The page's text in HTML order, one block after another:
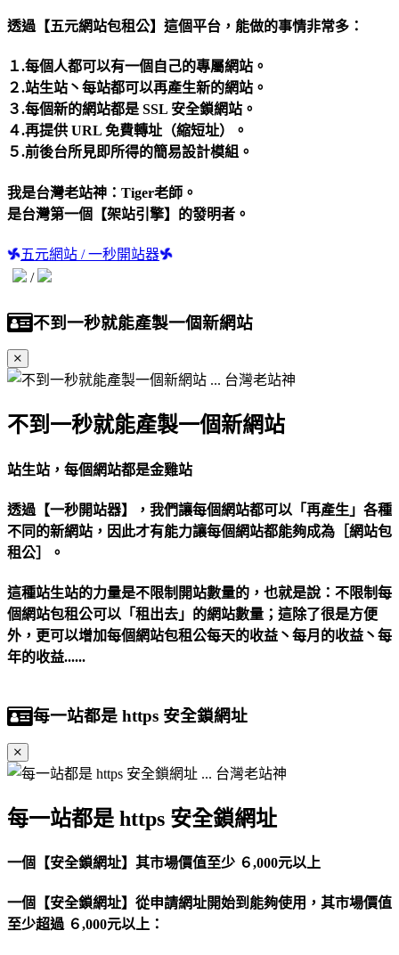
透過【五元網站包租公】這個平台，能做的事情非常多：
１.每個人都可以有一個自己的專屬網站。
２.站生站丶每站都可以再產生新的網站。
３.每個新的網站都是 SSL 安全鎖網站。
４.再提供 URL 免費轉址（縮短址）。
５.前後台所見即所得的簡易設計模組。
我是台灣老站神：Tiger老師。
是台灣第一個【架站引擎】的發明者。
五元網站 / 一秒開站器
/
不到一秒就能產製一個新網站
不到一秒就能產製一個新網站
站生站，每個網站都是金雞站
透過【一秒開站器】，我們讓每個網站都可以「再產生」各種
不同的新網站，因此才有能力讓每個網站都能夠成為［網站包
租公］。
這種站生站的力量是不限制開站數量的，也就是說：不限制每
個網站包租公可以「租出去」的網站數量；這除了很是方便
外，更可以增加每個網站包租公每天的收益丶每月的收益丶每
年的收益......
每一站都是 https 安全鎖網址
每一站都是 https 安全鎖網址
一個【安全鎖網址】其市場價值至少 ６,000元以上
一個【安全鎖網址】從申請網址開始到能夠使用，其市場價值
至少超過 ６,000元以上：